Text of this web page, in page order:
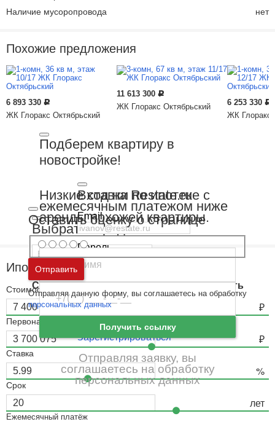
Выбрать город
Москва и
Московская область
Санкт-Петербург иЛенинградская область
Вход на Restate.ru
Email
Пароль
Войти Забыли пароль
Ещё нет аккаунта?
Зарегистрироваться
Наличие мусоропровода
нет
Похожие предложения
6 893 330 Р
ЖК Глоракс Октябрьский
11 613 300 Р
ЖК Глоракс Октябрьский 6 253 330 Р
ЖК Глоракс
Ипотечный калькулятор
Стоимость недвижимости
Первоначальный взнос
Ставка
Срок
Ежемесячный платёж
Подберем квартиру в
новостройке!
Низкие ставки по ипотеке с
ежемесячным платежом ниже
аренды похожей квартиры.
Получить ссылку
Отправляя заявку, вы
соглашаетесь на обработку
персональных данных
Оставить оценку о странице
Отправить
Отправляя данную форму, вы соглашаетесь на обработку
персональных данных